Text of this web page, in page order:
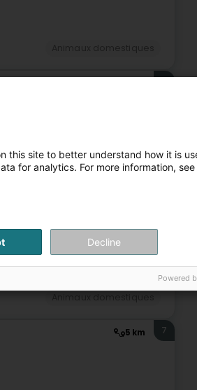
5
Animaux domestiques
Animaux domestiques
5 km 7
this site to better understand how it is
for analytics. For more information,
Decline
Powered